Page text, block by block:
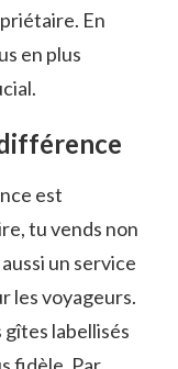
En
en plus
est
tu vends non
un service
les voyageurs.
labellisés